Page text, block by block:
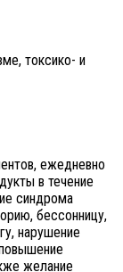
токсико- и
ежедневно
в течение
синдрома
бессонницу,
нарушение
желание